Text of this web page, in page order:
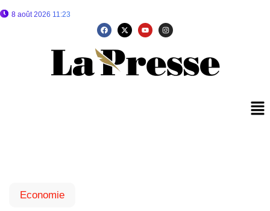
8 août 2026 11:23
Economie